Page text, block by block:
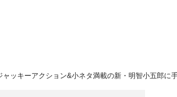
ャッキーアクション&小ネタ満載の新・明智小五郎に